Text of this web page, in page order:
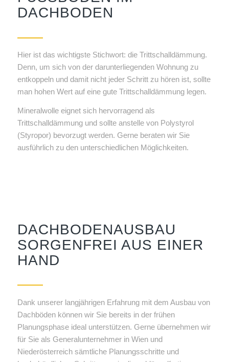
ACHBODEN
Hier ist das wichtigste Stichwort: die Trittschalldämmung.
Denn, um sich von der darunterliegenden Wohnung zu
entkoppeln und damit nicht jeder Schritt zu hören ist, sollte
man hohen Wert auf eine gute Trittschalldämmung legen.
Mineralwolle eignet sich hervorragend als
Trittschalldämmung und sollte anstelle von Polystyrol
(Styropor) bevorzugt werden. Gerne beraten wir Sie
ausführlich zu den unterschiedlichen Möglichkeiten.
DACHBODENAUSBAU
SORGENFREI AUS EINER
HAND
Dank unserer langjährigen Erfahrung mit dem Ausbau von
Dachböden können wir Sie bereits in der frühen
Planungsphase ideal unterstützen. Gerne übernehmen wir
für Sie als Generalunternehmer in Wien und
Niederösterreich sämtliche Planungsschritte und